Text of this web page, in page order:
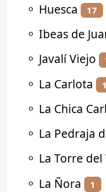
⚬ Huesca 17
⚬ Ibeas de
⚬ Javalí Viejo
⚬ La Carlota 1
⚬ La Chica
⚬ La Pedraja
⚬ La Torre del
⚬ La Ñora 1